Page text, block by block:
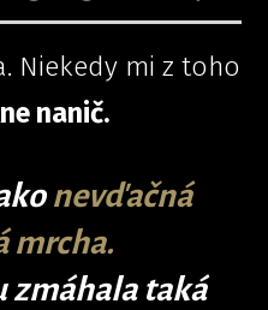
Niekedy mi z toho
nanič.
nevďačná
mrcha.
zmáhala taká